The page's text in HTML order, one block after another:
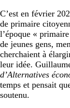
C’est en février
de primaire
l’époque «
de jeunes gens,
cherchaient à
leur idée.
d’Alternatives
temps et pensait
soutenu.